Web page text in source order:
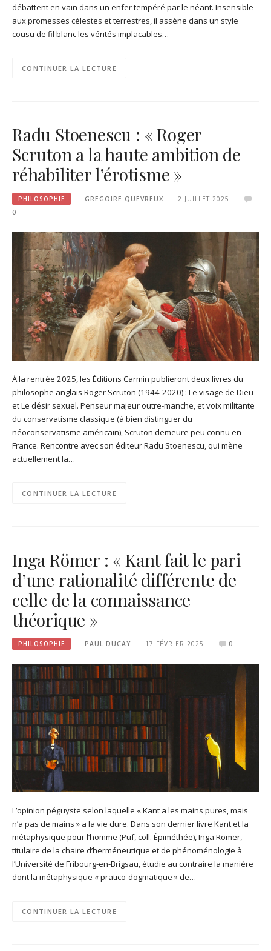
débattent en vain dans un enfer tempéré par le néant. Insensible
aux promesses célestes et terrestres, il assène dans un style
cousu de fil blanc les vérités implacables…
CONTINUER LA LECTURE
Radu Stoenescu : « Roger
Scruton a la haute ambition de
réhabiliter l’érotisme »
PHILOSOPHIE GREGOIRE QUEVREUX
2 JUILLET 2025
0
À la rentrée 2025, les Éditions Carmin publieront deux livres du
philosophe anglais Roger Scruton (1944-2020) : Le visage de Dieu
et Le désir sexuel. Penseur majeur outre-manche, et voix militante
du conservatisme classique (à bien distinguer du
néoconservatisme américain), Scruton demeure peu connu en
France. Rencontre avec son éditeur Radu Stoenescu, qui mène
actuellement la…
CONTINUER LA LECTURE
Inga Römer : « Kant fait le pari
d’une rationalité différente de
celle de la connaissance
théorique »
PHILOSOPHIE PAUL DUCAY 17 FÉVRIER 2025 0
L’opinion péguyste selon laquelle « Kant a les mains pures, mais
n’a pas de mains » a la vie dure. Dans son dernier livre Kant et la
métaphysique pour l’homme (Puf, coll. Épiméthée), Inga Römer,
titulaire de la chaire d’herméneutique et de phénoménologie à
l’Université de Fribourg-en-Brigsau, étudie au contraire la manière
dont la métaphysique « pratico-dogmatique » de…
CONTINUER LA LECTURE